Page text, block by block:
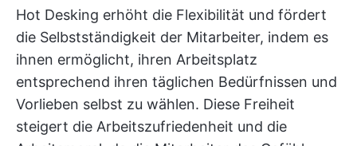
Hot Desking erhöht die Flexibilität und fördert
die Selbstständigkeit der Mitarbeiter, indem es
ihnen ermöglicht, ihren Arbeitsplatz
entsprechend ihren täglichen Bedürfnissen und
Vorlieben selbst zu wählen. Diese Freiheit
steigert die Arbeitszufriedenheit und die